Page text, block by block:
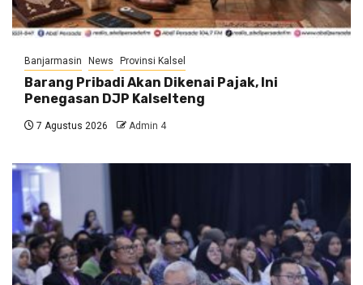
Banjarmasin News Provinsi Kalsel
Barang Pribadi Akan Dikenai Pajak, Ini
Penegasan DJP Kalselteng
7 Agustus 2026 Admin 4